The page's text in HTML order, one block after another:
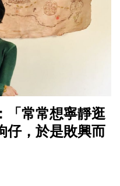
「常常想寧靜逛
仔，於是敗興而